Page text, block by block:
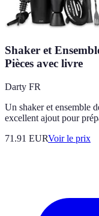
Shaker et
Pièces avec livre
Darty FR
Un shaker et ensemble
excellent ajout pour
71.91 EURVoir le prix